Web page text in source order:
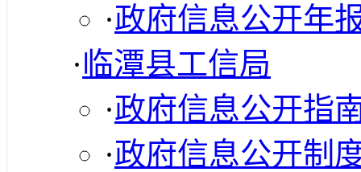
·政府信息公开年
·临潭县工信局
·政府信息公开指
·政府信息公开制